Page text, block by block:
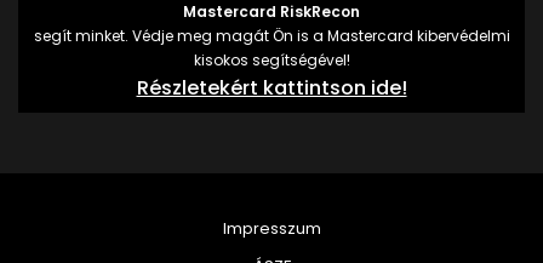
Mastercard RiskRecon
segít minket. Védje meg magát Ön is a Mastercard kibervédelmi
kisokos segítségével!
Részletekért kattintson ide!
Impresszum